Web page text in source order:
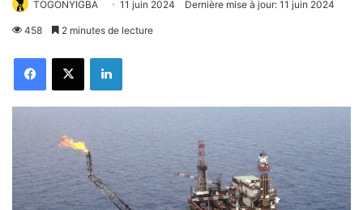
TOGONYIGBA 11 juin 2024 Dernière mise à jour: 11 juin 2024
458 2 minutes de lecture
FacebookX Linkedin